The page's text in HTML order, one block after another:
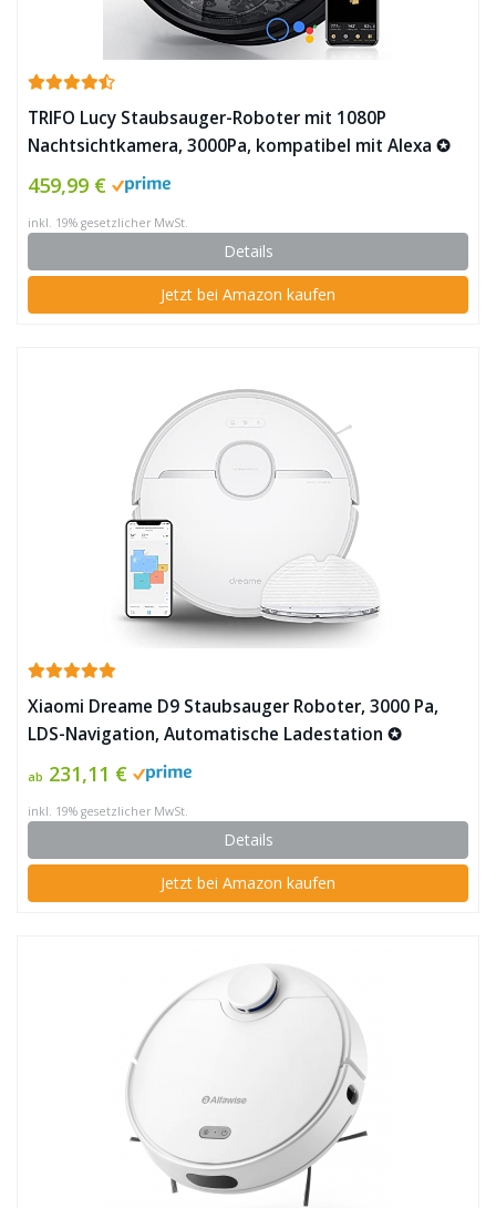
TRIFO Lucy Staubsauger-Roboter mit 1080P
Nachtsichtkamera, 3000Pa, kompatibel mit Alexa ✪
459,99 €
inkl. 19% gesetzlicher MwSt.
Details
Jetzt bei Amazon kaufen
Xiaomi Dreame D9 Staubsauger Roboter, 3000 Pa,
LDS-Navigation, Automatische Ladestation ✪
ab 231,11 €
inkl. 19% gesetzlicher MwSt.
Details
Jetzt bei Amazon kaufen